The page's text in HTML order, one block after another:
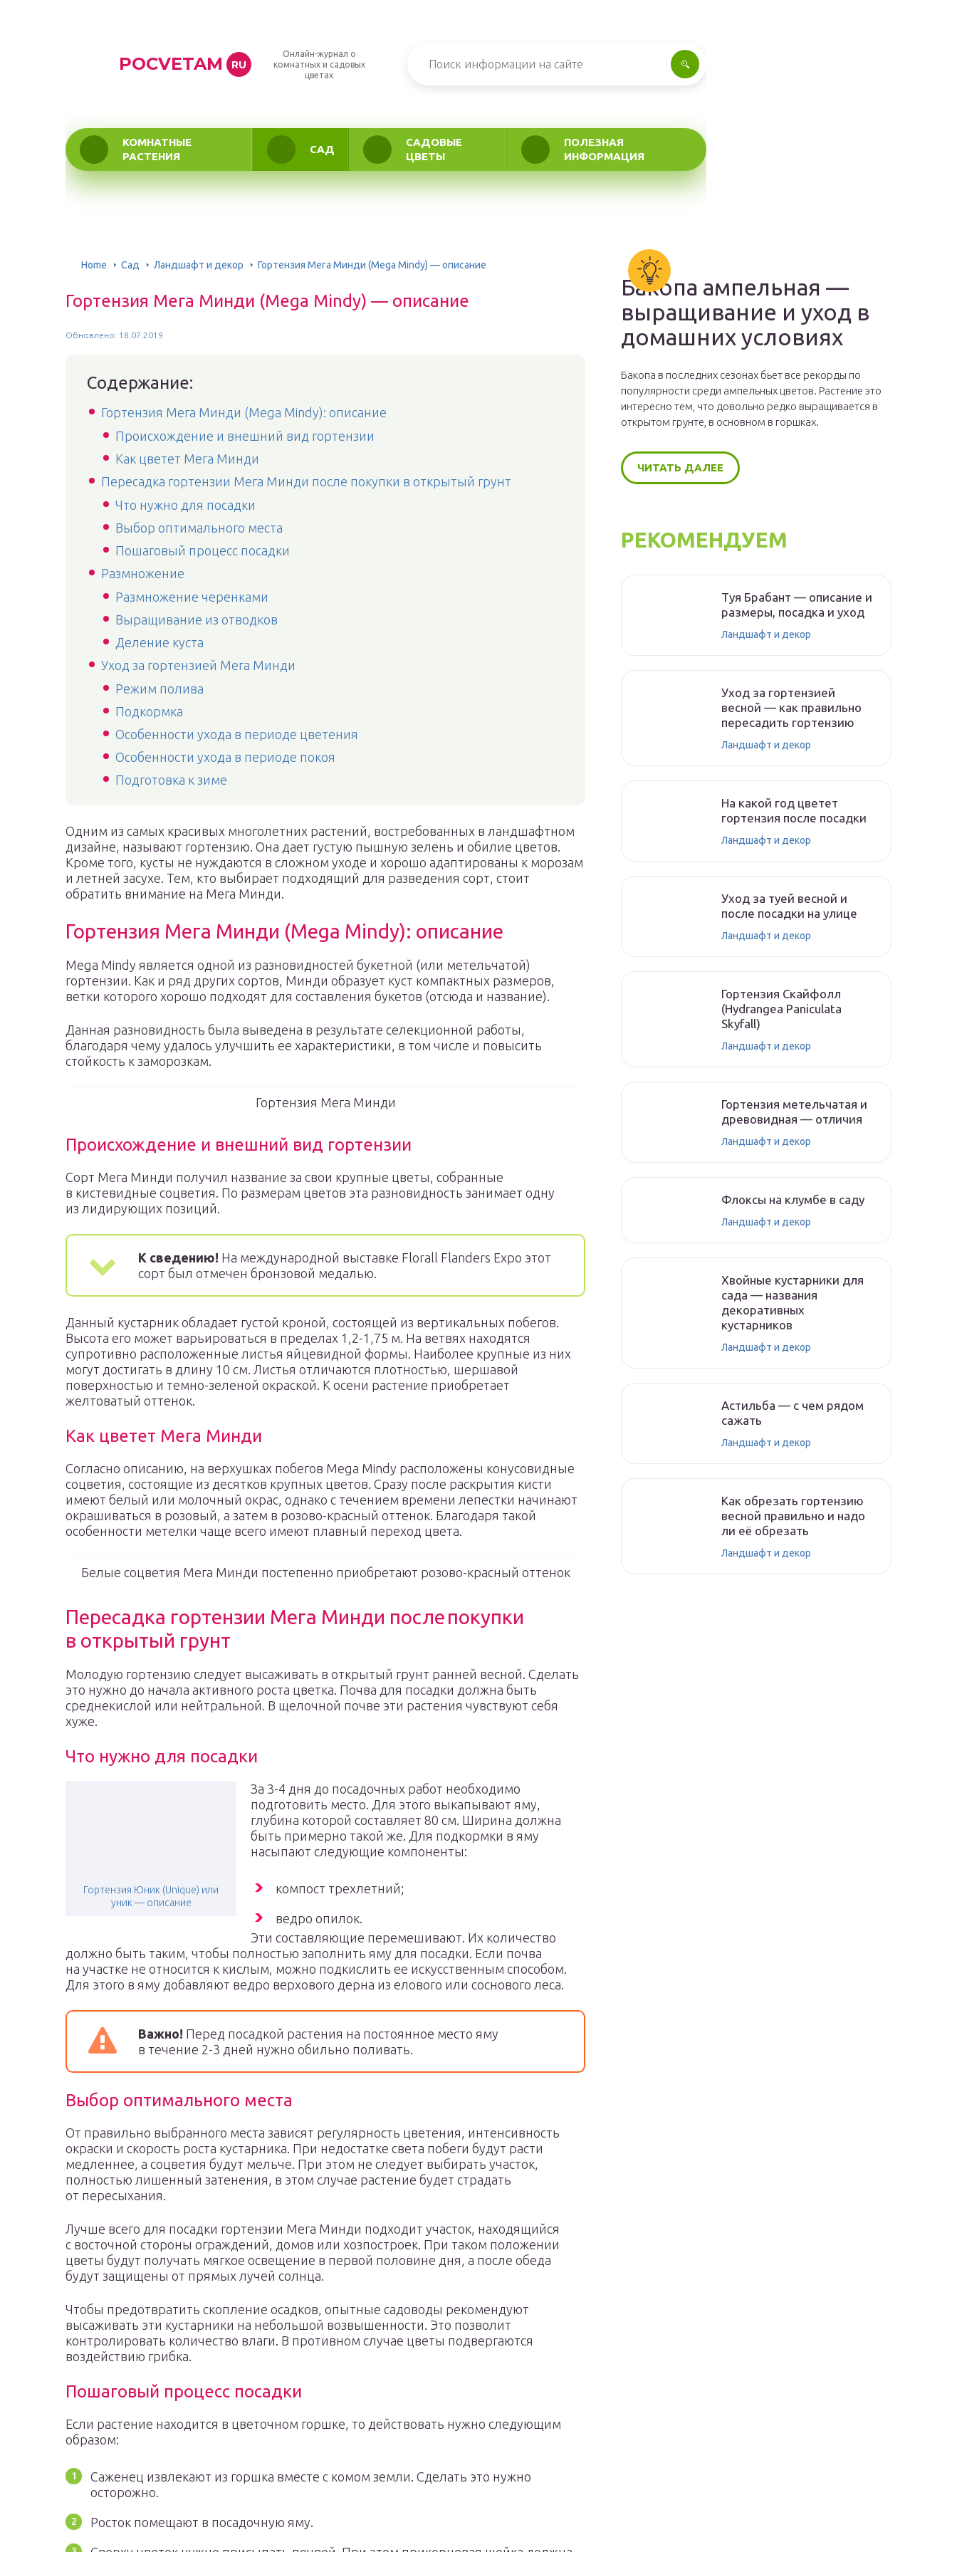
POCVETAM RU
Онлайн-журнал о
комнатных и садовых
цветах
КОМНАТНЫЕ
РАСТЕНИЯ
САД
САДОВЫЕ
ЦВЕТЫ
ПОЛЕЗНАЯ
ИНФОРМАЦИЯ
Home Сад Ландшафт и декор Гортензия Мега Минди (Mega Mindy) — описание
Гортензия Мега Минди (Mega Mindy) — описание
Обновлено: 18.07.2019
Содержание:
Гортензия Мега Минди (Mega Mindy): описание
Происхождение и внешний вид гортензии
Как цветет Мега Минди
Пересадка гортензии Мега Минди после покупки в открытый грунт
Что нужно для посадки
Выбор оптимального места
Пошаговый процесс посадки
Размножение
Размножение черенками
Выращивание из отводков
Деление куста
Уход за гортензией Мега Минди
Режим полива
Подкормка
Особенности ухода в периоде цветения
Особенности ухода в периоде покоя
Подготовка к зиме
Одним из самых красивых многолетних растений, востребованных в ландшафтном
дизайне, называют гортензию. Она дает густую пышную зелень и обилие цветов.
Кроме того, кусты не нуждаются в сложном уходе и хорошо адаптированы к морозам
и летней засухе. Тем, кто выбирает подходящий для разведения сорт, стоит
обратить внимание на Мега Минди.
Гортензия Мега Минди (Mega Mindy): описание
Mega Mindy является одной из разновидностей букетной (или метельчатой)
гортензии. Как и ряд других сортов, Минди образует куст компактных размеров,
ветки которого хорошо подходят для составления букетов (отсюда и название).
Данная разновидность была выведена в результате селекционной работы,
благодаря чему удалось улучшить ее характеристики, в том числе и повысить
стойкость к заморозкам.
Гортензия Мега Минди
Происхождение и внешний вид гортензии
Сорт Мега Минди получил название за свои крупные цветы, собранные
в кистевидные соцветия. По размерам цветов эта разновидность занимает одну
из лидирующих позиций.
К сведению! На международной выставке Florall Flanders Expo этот
сорт был отмечен бронзовой медалью.
Данный кустарник обладает густой кроной, состоящей из вертикальных побегов.
Высота его может варьироваться в пределах 1,2-1,75 м. На ветвях находятся
супротивно расположенные листья яйцевидной формы. Наиболее крупные из них
могут достигать в длину 10 см. Листья отличаются плотностью, шершавой
поверхностью и темно-зеленой окраской. К осени растение приобретает
желтоватый оттенок.
Как цветет Мега Минди
Согласно описанию, на верхушках побегов Mega Mindy расположены конусовидные
соцветия, состоящие из десятков крупных цветов. Сразу после раскрытия кисти
имеют белый или молочный окрас, однако с течением времени лепестки начинают
окрашиваться в розовый, а затем в розово-красный оттенок. Благодаря такой
особенности метелки чаще всего имеют плавный переход цвета.
Белые соцветия Мега Минди постепенно приобретают розово-красный оттенок
Пересадка гортензии Мега Минди послепокупки
в открытый грунт
Молодую гортензию следует высаживать в открытый грунт ранней весной. Сделать
это нужно до начала активного роста цветка. Почва для посадки должна быть
среднекислой или нейтральной. В щелочной почве эти растения чувствуют себя
хуже.
Что нужно для посадки
Гортензия Юник (Unique) или
уник — описание
За 3-4 дня до посадочных работ необходимо
подготовить место. Для этого выкапывают яму,
глубина которой составляет 80 см. Ширина должна
быть примерно такой же. Для подкормки в яму
насыпают следующие компоненты:
компост трехлетний;
ведро опилок.
Эти составляющие перемешивают. Их количество
должно быть таким, чтобы полностью заполнить яму для посадки. Если почва
на участке не относится к кислым, можно подкислить ее искусственным способом.
Для этого в яму добавляют ведро верхового дерна из елового или соснового леса.
Важно! Перед посадкой растения на постоянное место яму
в течение 2-3 дней нужно обильно поливать.
Выбор оптимального места
От правильно выбранного места зависят регулярность цветения, интенсивность
окраски и скорость роста кустарника. При недостатке света побеги будут расти
медленнее, а соцветия будут мельче. При этом не следует выбирать участок,
полностью лишенный затенения, в этом случае растение будет страдать
от пересыхания.
Лучше всего для посадки гортензии Мега Минди подходит участок, находящийся
с восточной стороны ограждений, домов или хозпостроек. При таком положении
цветы будут получать мягкое освещение в первой половине дня, а после обеда
будут защищены от прямых лучей солнца.
Чтобы предотвратить скопление осадков, опытные садоводы рекомендуют
высаживать эти кустарники на небольшой возвышенности. Это позволит
контролировать количество влаги. В противном случае цветы подвергаются
воздействию грибка.
Пошаговый процесс посадки
Если растение находится в цветочном горшке, то действовать нужно следующим
образом:
Саженец извлекают из горшка вместе с комом земли. Сделать это нужно
осторожно.
Росток помещают в посадочную яму.
Бакопа ампельная —
выращивание и уход в
домашних условиях
Бакопа в последних сезонах бьет все рекорды по
популярности среди ампельных цветов. Растение это
интересно тем, что довольно редко выращивается в
открытом грунте, в основном в горшках.
ЧИТАТЬ ДАЛЕЕ
РЕКОМЕНДУЕМ
Туя Брабант — описание и
размеры, посадка и уход
Ландшафт и декор
Уход за гортензией
весной — как правильно
пересадить гортензию
Ландшафт и декор
На какой год цветет
гортензия после посадки
Ландшафт и декор
Уход за туей весной и
после посадки на улице
Ландшафт и декор
Гортензия Скайфолл
(Hydrangea Paniculata
Skyfall)
Ландшафт и декор
Гортензия метельчатая и
древовидная — отличия
Ландшафт и декор
Флоксы на клумбе в саду
Ландшафт и декор
Хвойные кустарники для
сада — названия
декоративных
кустарников
Ландшафт и декор
Астильба — с чем рядом
сажать
Ландшафт и декор
Как обрезать гортензию
весной правильно и надо
ли её обрезать
Ландшафт и декор